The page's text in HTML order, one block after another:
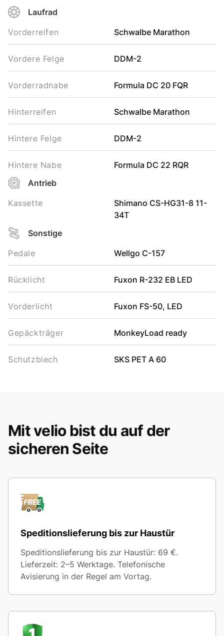
Laufrad
Vorderreifen
Schwalbe Marathon
Vordere Felge DDM-2
Vorderradnabe Formula DC 20 FQR
Hinterreifen Schwalbe Marathon
Hintere Felge DDM-2
Hintere Nabe
Formula DC 22 RQR
Antrieb
Kassette
Shimano CS-HG31-8 11-
34T
Sonstige
Pedale
Wellgo C-157
Rücklicht Fuxon R-232 EB LED
Vorderlicht Fuxon FS-50, LED
Gepäckträger MonkeyLoad ready
Schutzblech SKS PET A 60
Mit velio bist du auf der
sicheren Seite
Speditionslieferung bis zur Haustür
Speditionslieferung bis zur Haustür: 69 €.
Lieferzeit: 2–5 Werktage. Telefonische
Avisierung in der Regel am Vortag.